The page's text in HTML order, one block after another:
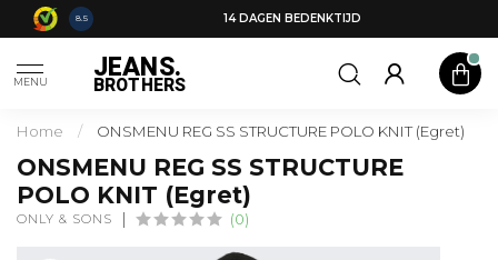
8.5 14 DAGEN BEDENKTIJD
MENU JEANS.
BROTHERS
Home / ONSMENU REG SS STRUCTURE POLO KNIT (Egret)
ONSMENU REG SS STRUCTURE
POLO KNIT (Egret)
ONLY & SONS (0)